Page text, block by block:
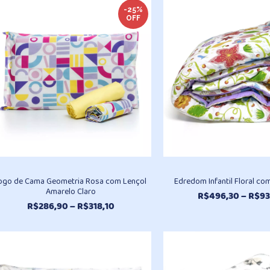
R$496,30
através
R$930,20
-25%
OFF
de Cama Geometria Rosa com Lençol
Amarelo Claro
R$286,90–R$318,10Faixa
preço:
Edredom Infantil Floral
R$496,30–R$